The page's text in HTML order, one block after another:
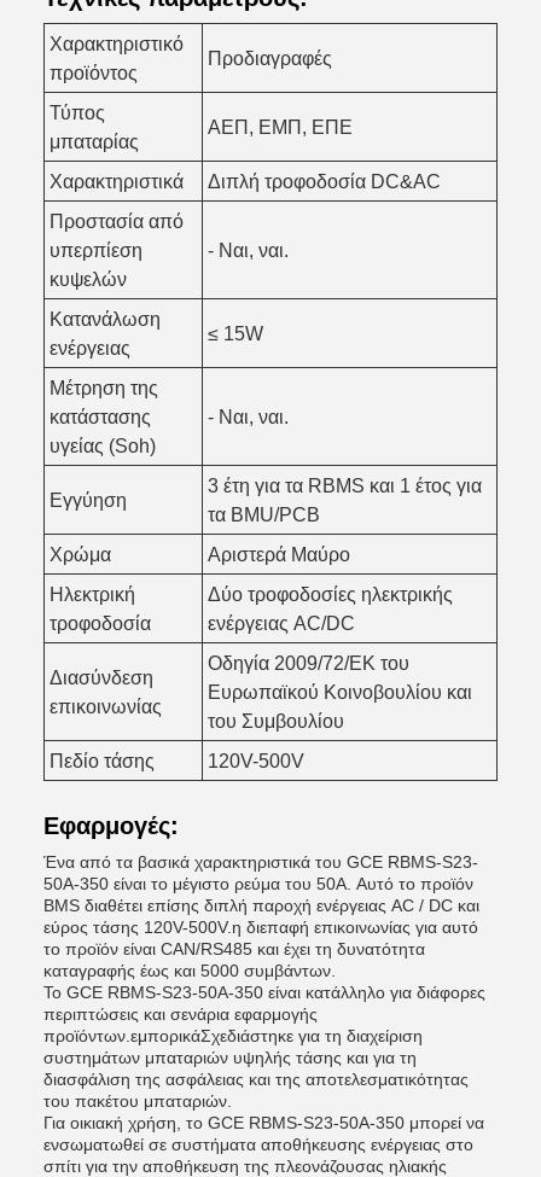
Χαρακτηριστικό
προϊόντος
Προδιαγραφές
Τύπος
μπαταρίας
ΑΕΠ, ΕΜΠ, ΕΠΕ
Χαρακτηριστικά
Διπλή τροφοδοσία DC&AC
Προστασία από
υπερπίεση
κυψελών
- Ναι, ναι.
Κατανάλωση
ενέργειας
≤ 15W
Μέτρηση της
κατάστασης
υγείας (Soh)
- Ναι, ναι.
Εγγύηση
3 έτη για τα RBMS και 1 έτος για
τα BMU/PCB
Χρώμα
Αριστερά Μαύρο
Ηλεκτρική
τροφοδοσία
Δύο τροφοδοσίες ηλεκτρικής
ενέργειας AC/DC
Διασύνδεση
επικοινωνίας
Οδηγία 2009/72/ΕΚ του
Ευρωπαϊκού Κοινοβουλίου και
του Συμβουλίου
Πεδίο τάσης
120V-500V
Εφαρμογές:
Ένα από τα βασικά χαρακτηριστικά του GCE RBMS-S23-
50A-350 είναι το μέγιστο ρεύμα του 50A. Αυτό το προϊόν
BMS διαθέτει επίσης διπλή παροχή ενέργειας AC / DC και
εύρος τάσης 120V-500V.η διεπαφή επικοινωνίας για αυτό
το προϊόν είναι CAN/RS485 και έχει τη δυνατότητα
καταγραφής έως και 5000 συμβάντων.
Το GCE RBMS-S23-50A-350 είναι κατάλληλο για διάφορες
περιπτώσεις και σενάρια εφαρμογής
προϊόντων.εμπορικάΣχεδιάστηκε για τη διαχείριση
συστημάτων μπαταριών υψηλής τάσης και για τη
διασφάλιση της ασφάλειας και της αποτελεσματικότητας
του πακέτου μπαταριών.
Για οικιακή χρήση, το GCE RBMS-S23-50A-350 μπορεί να
ενσωματωθεί σε συστήματα αποθήκευσης ενέργειας στο
σπίτι για την αποθήκευση της πλεονάζουσας ηλιακής